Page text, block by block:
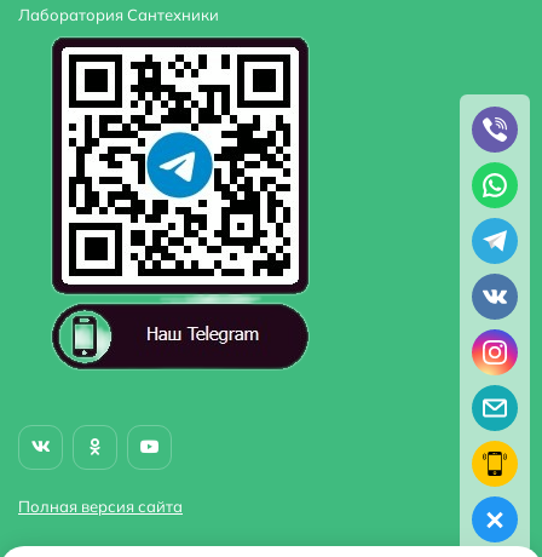
Лаборатория Сантехники
Полная версия сайта